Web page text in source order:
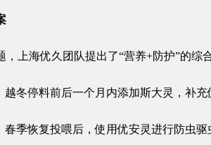
，上海优久团队提出了“营养+防护”的综
越冬停料前后一个月内添加斯大灵 ，补
春季恢复投喂后，使用优安灵进行防虫驱